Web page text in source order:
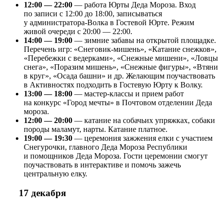
12:00 — 22:00 — работа Юрты Деда Мороза. Вход
по записи с 12:00 до 18:00, записываться
у администратора-Волка в Гостевой Юрте. Режим
живой очереди с 20:00 — 22:00.
14:00 — 19:00 — зимние забавы на открытой площадке.
Перечень игр: «Снеговик-мишень», «Катание снежков»,
«Перебежки с ведерками», «Снежные мишени», «Ловцы
снега», «Поразим мишень», «Снежные фигуры», «Втяни
в круг», «Осада башни» и др. Желающим поучаствовать
в Активностях подходить в Гостевую Юрту к Волку.
13:00 — 18:00 — мастер-классы и прием работ
на конкурс «Город мечты» в Почтовом отделении Деда
мороза.
12:00 — 20:00 — катание на собачьих упряжках, собаки
породы маламут, нарты. Катание платное.
19:00 — 19:30 — церемония зажжения елки с участием
Снегурочки, главного Деда Мороза Республики
и помощников Деда Мороза. Гости церемонии смогут
поучаствовать в интерактиве и помочь зажечь
центральную елку.
17 декабря